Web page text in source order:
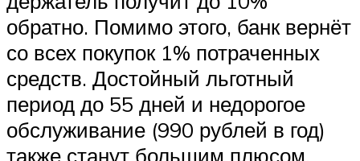
обратно. Помимо этого, банк вернёт
со всех покупок 1% потраченных
средств. Достойный льготный
период до 55 дней и недорогое
обслуживание (990 рублей в год)
также станут большим плюсом.